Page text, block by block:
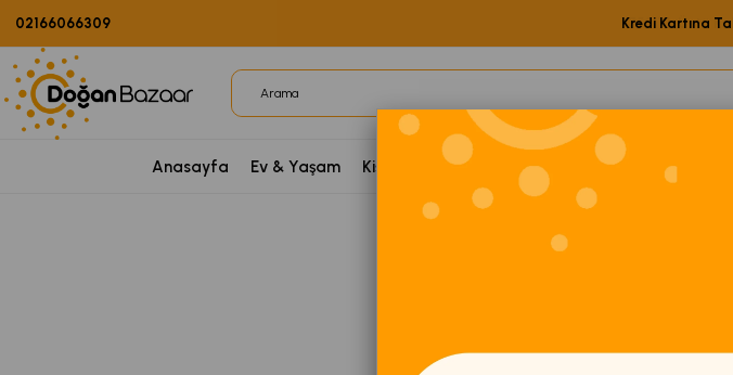
02166066309 Kredi Kartına
Anasayfa Ev & Yaşam Kişisel Bakım PetShop Ürünleri Elektronik